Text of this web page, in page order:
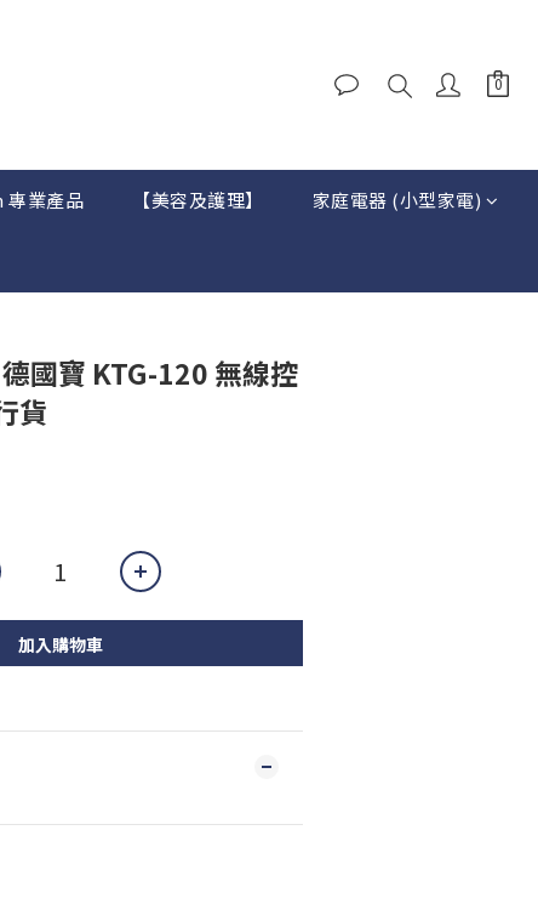
專業產品 【美容及護理】 家庭電器 (小型家電)
國寶 KTG-120 無線控
貨
加入購物車